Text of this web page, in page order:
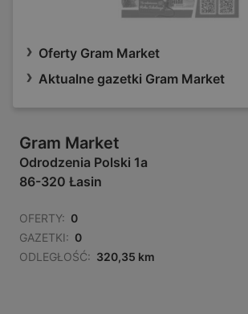
Oferty Gram Market
Aktualne gazetki Gram Market
Gram Market
Odrodzenia Polski 1a
86-320 Łasin
OFERTY: 0
GAZETKI: 0
ODLEGŁOŚĆ: 320,35 km